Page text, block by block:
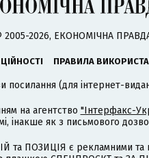
2005-2026, ЕКОНОМІЧНА
ПРАВИЛА
посилання (для інтернет-
на агентство "Інтерфакс-
інакше як з письмового
ПОЗИЦІЯ є рекламними та